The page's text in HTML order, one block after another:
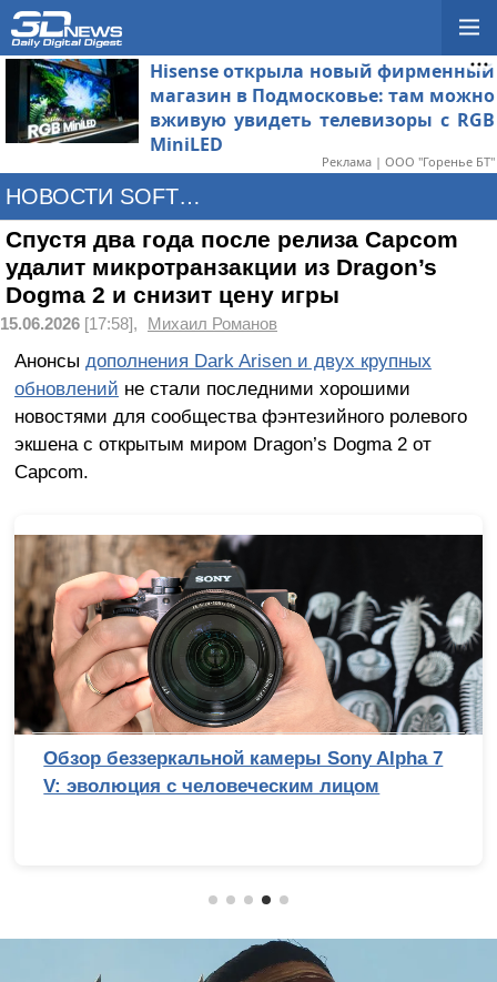
Hisense открыла новый фирменный
магазин в Подмосковье: там можно
вживую увидеть телевизоры с RGB
MiniLED
Реклама | ООО "Горенье БТ"
НОВОСТИ SOFTWARE
Спустя два года после релиза Capcom
удалит микротранзакции из Dragon’s
Dogma 2 и снизит цену игры
15.06.2026 [17:58], Михаил Романов
Анонсы дополнения Dark Arisen и двух крупных
обновлений не стали последними хорошими
новостями для сообщества фэнтезийного ролевого
экшена с открытым миром Dragon’s Dogma 2 от
Capcom.
Обзор беззеркальной камеры Sony Alpha 7
V: эволюция с человеческим лицом